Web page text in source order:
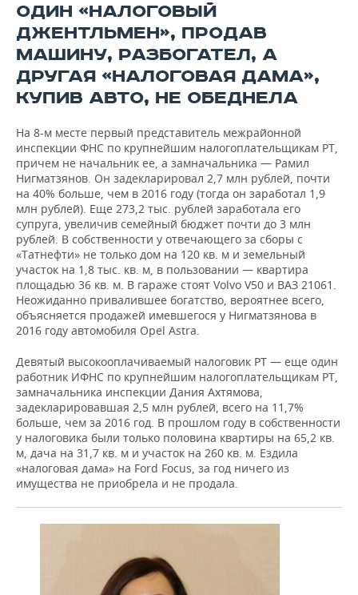
ОДИН «НАЛОГОВЫЙ
ДЖЕНТЛЬМЕН», ПРОДАВ
МАШИНУ, РАЗБОГАТЕЛ, А
ДРУГАЯ «НАЛОГОВАЯ ДАМА»,
КУПИВ АВТО, НЕ ОБЕДНЕЛА
На 8-м месте первый представитель межрайонной
инспекции ФНС по крупнейшим налогоплательщикам РТ,
причем не начальник ее, а замначальника — Рамил
Нигматзянов. Он задекларировал 2,7 млн рублей, почти
на 40% больше, чем в 2016 году (тогда он заработал 1,9
млн рублей). Еще 273,2 тыс. рублей заработала его
супруга, увеличив семейный бюджет почти до 3 млн
рублей. В собственности у отвечающего за сборы с
«Татнефти» не только дом на 120 кв. м и земельный
участок на 1,8 тыс. кв. м, в пользовании — квартира
площадью 36 кв. м. В гараже стоят Volvo V50 и ВАЗ 21061.
Неожиданно привалившее богатство, вероятнее всего,
объясняется продажей имевшегося у Нигматзянова в
2016 году автомобиля Opel Astra.
Девятый высокооплачиваемый налоговик РТ — еще один
работник ИФНС по крупнейшим налогоплательщикам РТ,
замначальника инспекции Дания Ахтямова,
задекларировавшая 2,5 млн рублей, всего на 11,7%
больше, чем за 2016 год. В прошлом году в собственности
у налоговика были только половина квартиры на 65,2 кв.
м, дача на 31,7 кв. м и участок на 260 кв. м. Ездила
«налоговая дама» на Ford Focus, за год ничего из
имущества не приобрела и не продала.